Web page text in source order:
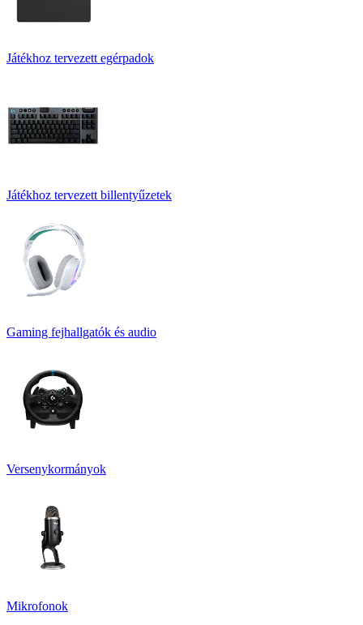
Játékhoz tervezett egérpadok
Játékhoz tervezett billentyűzetek
Gaming fejhallgatók és audio
Versenykormányok
Mikrofonok